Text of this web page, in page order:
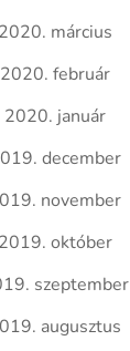
2020. március
2020. február
2020. január
december
november
2019. október
szeptember
augusztus